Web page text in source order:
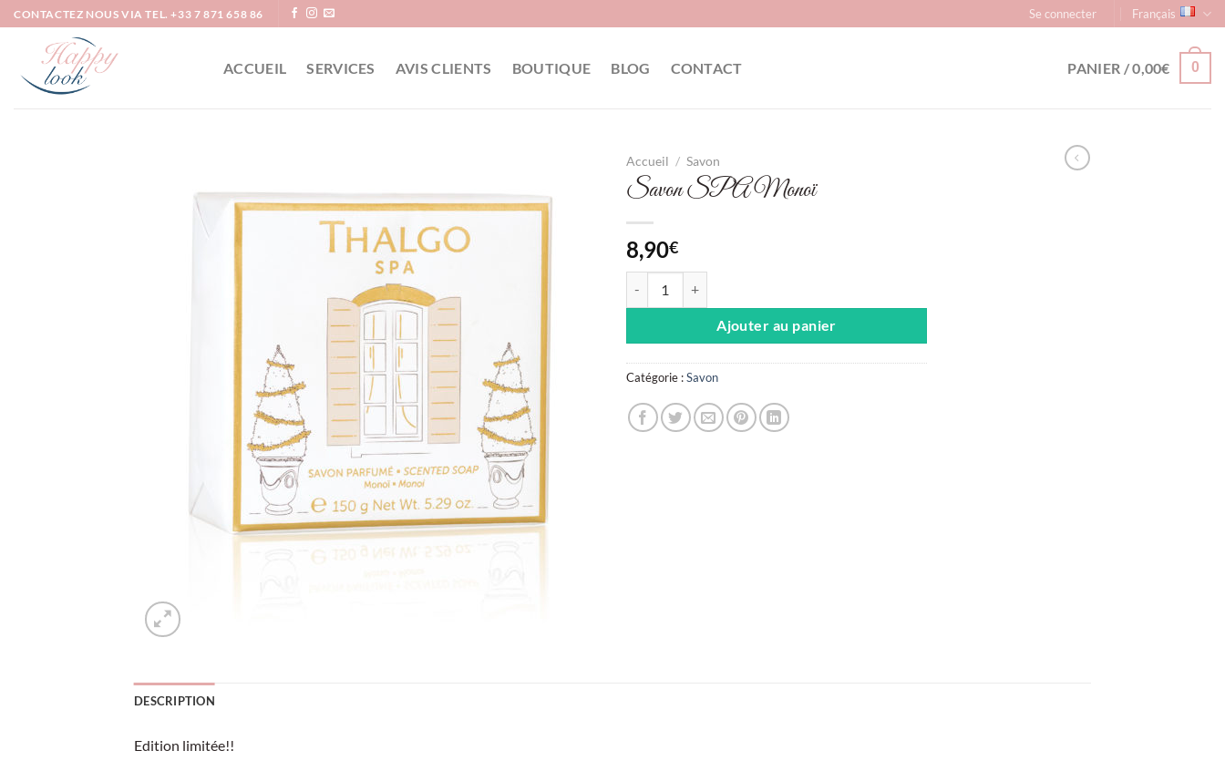
Passer
au
contenu
CONTACTEZ NOUS VIA TEL. +33 7 871 658 86 Se connecter Français
ACCUEIL SERVICES AVIS CLIENTS BOUTIQUE BLOG CONTACT PANIER /0,00€ 0
Accueil / Savon
Savon SPA Monoï
8,90€
Ajouter au panier
Catégorie :Savon
DESCRIPTION
Edition limitée!!